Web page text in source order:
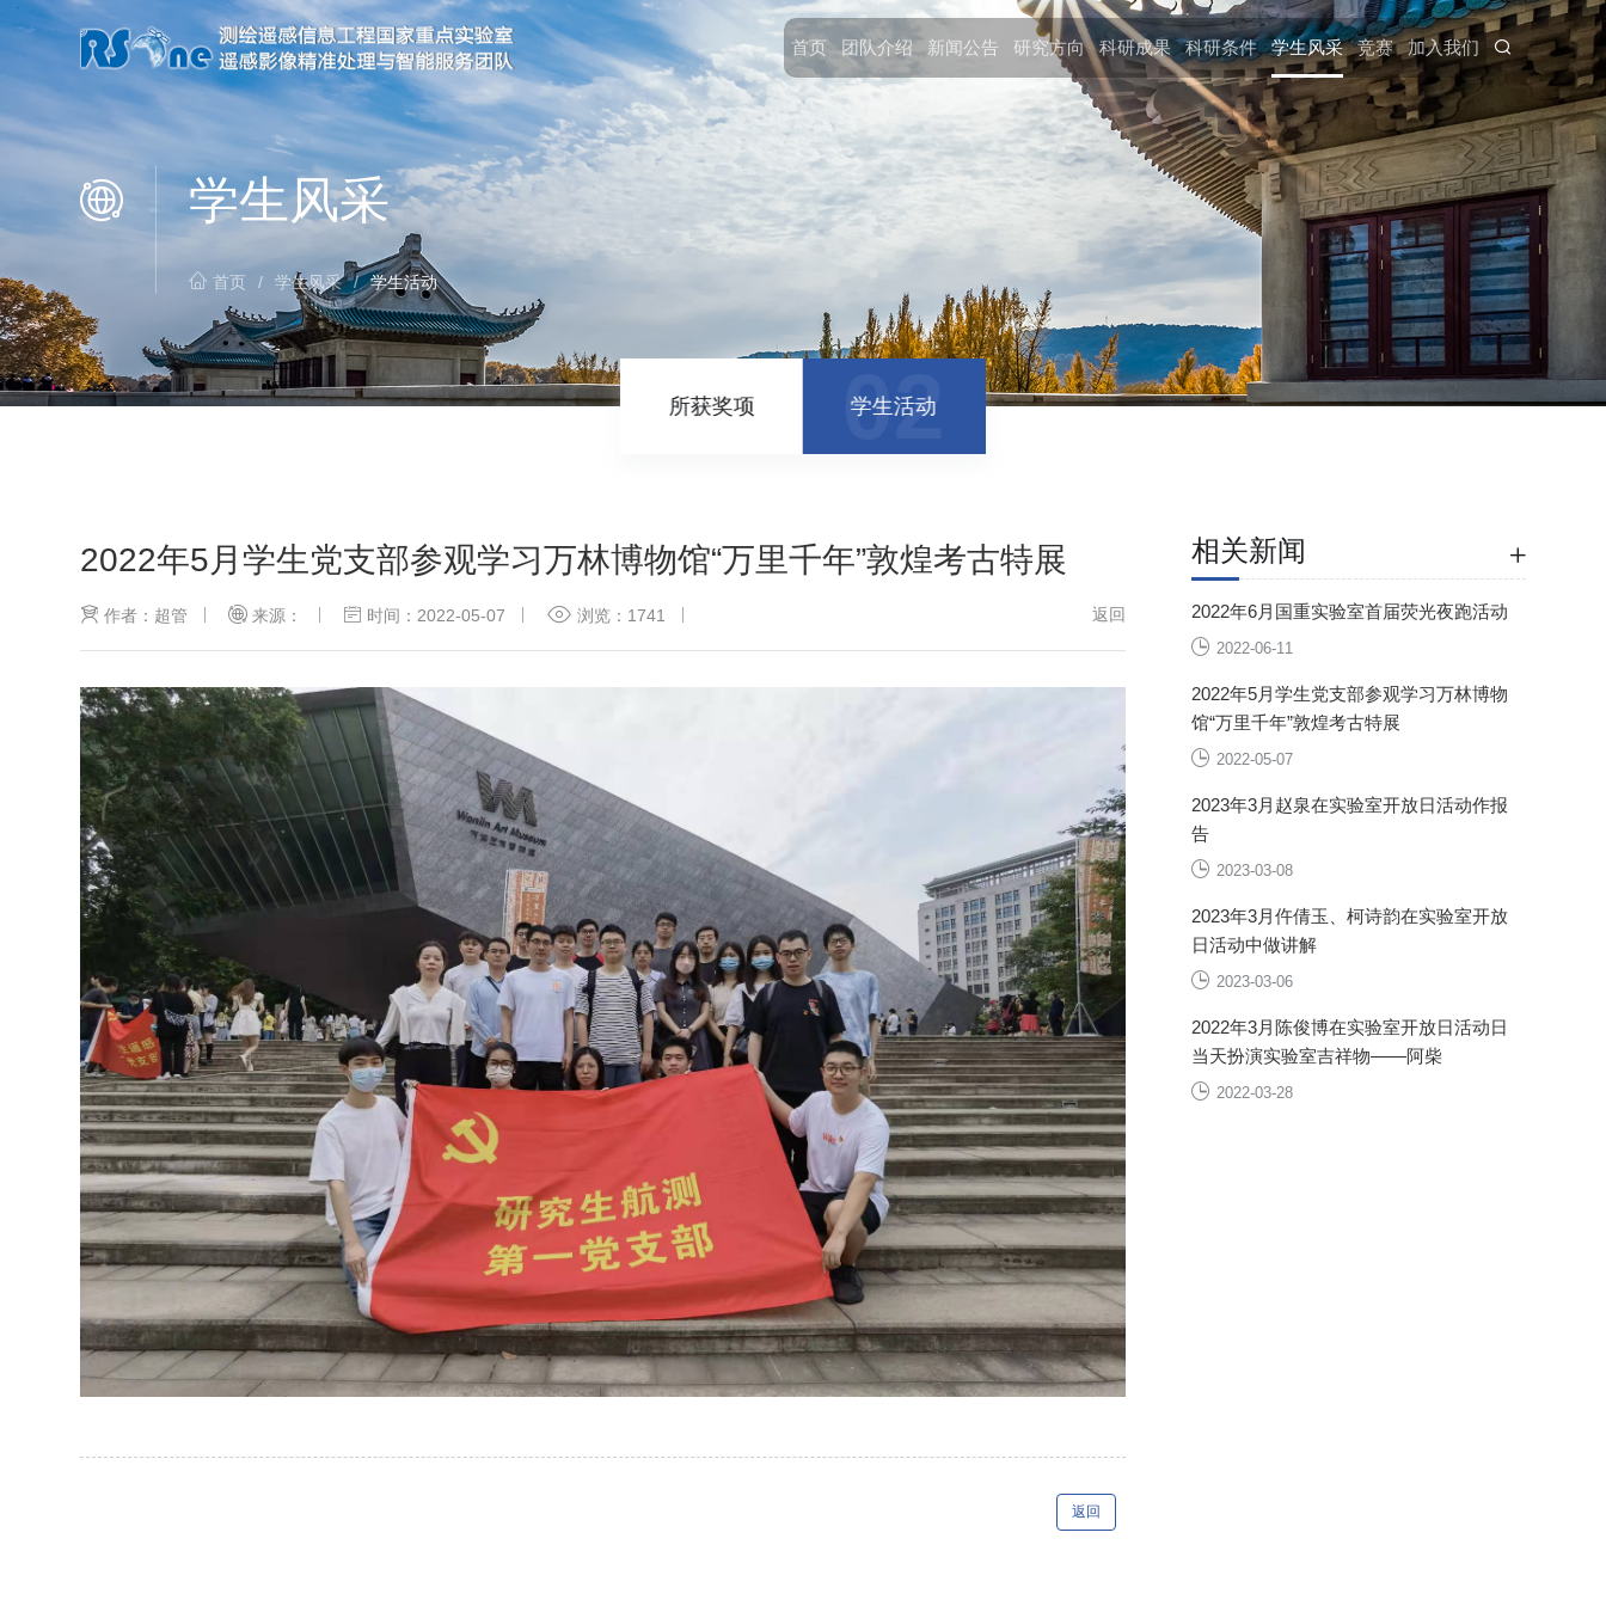
首页 团队介绍 新闻公告 研究方向 科研成果 科研条件 学生风采 竞赛 加入我们
学生风采
首页 / 学生风采 / 学生活动
01
所获奖项 02
学生活动
2022年5月学生党支部参观学习万林博物馆“万里千年”敦煌考古特展
作者：超管 来源： 时间：2022-05-07 浏览：1741 返回
返回
相关新闻
2022年6月国重实验室首届荧光夜跑活动
2022-06-11
2022年5月学生党支部参观学习万林博物
馆“万里千年”敦煌考古特展
2022-05-07
2023年3月赵泉在实验室开放日活动作报
告
2023-03-08
2023年3月仵倩玉、柯诗韵在实验室开放
日活动中做讲解
2023-03-06
2022年3月陈俊博在实验室开放日活动日
当天扮演实验室吉祥物——阿柴
2022-03-28